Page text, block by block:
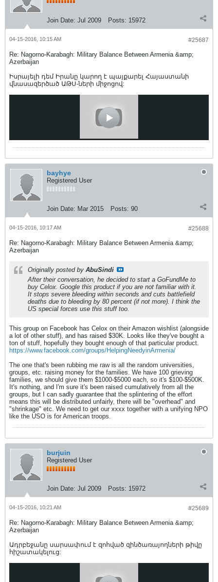
Join Date: Jul 2009 Posts: 15972
#25687
04-15-2016, 10:15 AM
Re: Nagorno-Karabagh: Military Balance Between Armenia &amp;
Azerbaijan
Իսրայելի դեմ Իրանը կարող է պայքարել Հայաստանի
վնասազերծած ԱԹՍ-ների միջոցով:
bayhye
Registered User
Join Date: Mar 2015 Posts: 90
#25688
04-15-2016, 10:17 AM
Re: Nagorno-Karabagh: Military Balance Between Armenia &amp;
Azerbaijan
Originally posted by AbuSindi
After their conversation, he decided to start a GoFundMe to
buy Celox. Google this product if you are not familiar with it.
It stops severe bleeding within seconds and cuts battlefield
deaths due to bleeding by 80 percent (if not more). I think the
US special forces use this stuff too.
This group on Facebook has Celox on their Amazon wishlist (alongside
a lot of other stuff), and has raised $30K. Looks like they've bought a
ton of stuff, hopefully they bought enough of that particular product.
https://www.facebook.com/groups/HelpingNeedyinArmenia/
The one that's been rubbing me raw is all the random universities,
groups, etc. raising money for the families. We have 100 grieving
families, we should give them $1000-$5000 each, so it's $100-$500K.
It's nothing, and I'm sure it's been raised cumulatively from all the
groups, but I can sadly guarantee that the splintering of the effort
means this will be distributed unfairly, there will be "overhead" and
"shrinkage" etc. We need to get our xxxx together with a unifying NPO
like the USO is for American troops.
burjuin
Registered User
Join Date: Jul 2009 Posts: 15972
#25689
04-15-2016, 10:21 AM
Re: Nagorno-Karabagh: Military Balance Between Armenia &amp;
Azerbaijan
Ադրբեջանը սարսափում է զոհված զինծառայողների թիվը
հիշատակելուց: